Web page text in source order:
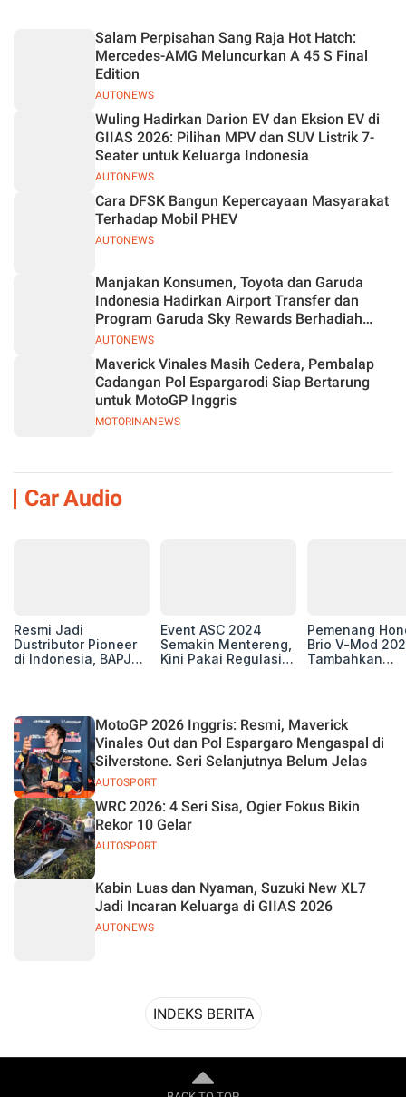
Basis Produksi
2026
AUTONEWS
Salam Perpisahan Sang Raja Hot Hatch:
Mercedes-AMG Meluncurkan A 45 S Final
Edition
AUTONEWS
Wuling Hadirkan Darion EV dan Eksion EV di
GIIAS 2026: Pilihan MPV dan SUV Listrik 7-
Seater untuk Keluarga Indonesia
AUTONEWS
Cara DFSK Bangun Kepercayaan Masyarakat
Terhadap Mobil PHEV
AUTONEWS
Manjakan Konsumen, Toyota dan Garuda
Indonesia Hadirkan Airport Transfer dan
Program Garuda Sky Rewards Berhadiah
Hybrid EV
MOTORINANEWS
Maverick Vinales Masih Cedera, Pembalap
Cadangan Pol Espargarodi Siap Bertarung
untuk MotoGP Inggris
Car Audio
Resmi Jadi
Dustributor Pioneer
di Indonesia, BAPJ
Event ASC 2024
Semakin Mentereng,
Kini Pakai Regulasi
Pemenang
Brio V-Mod
Tambahkan
AUTOSPORT
MotoGP 2026 Inggris: Resmi, Maverick
Vinales Out dan Pol Espargaro Mengaspal di
Silverstone. Seri Selanjutnya Belum Jelas
AUTOSPORT
WRC 2026: 4 Seri Sisa, Ogier Fokus Bikin
Rekor 10 Gelar
AUTONEWS
Kabin Luas dan Nyaman, Suzuki New XL7
Jadi Incaran Keluarga di GIIAS 2026
INDEKS BERITA